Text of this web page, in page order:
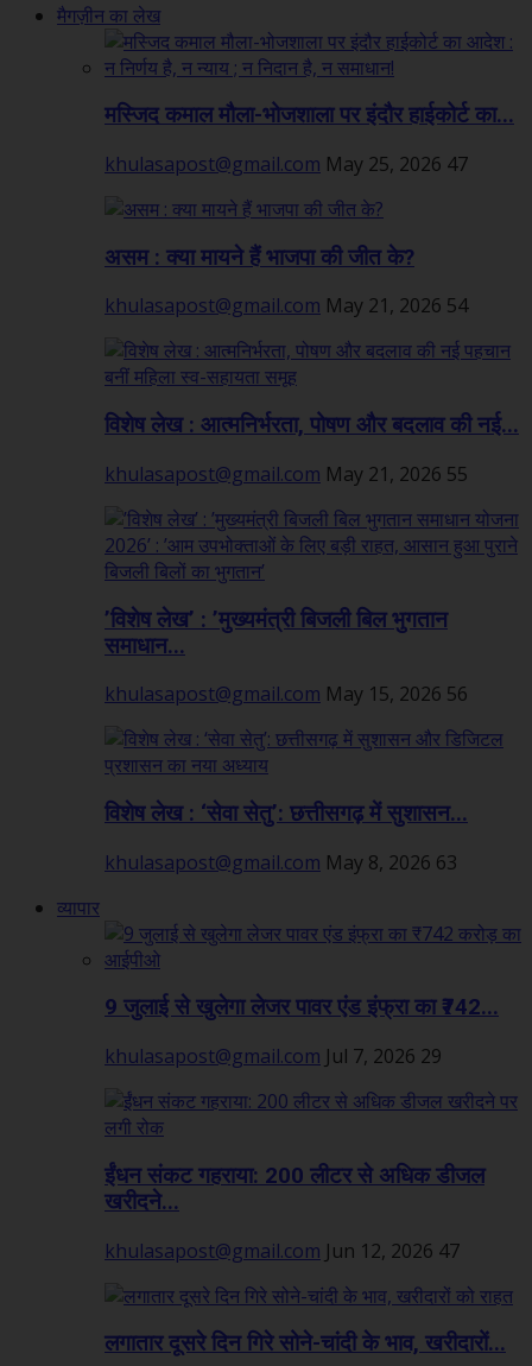
मैगज़ीन का लेख
मस्जिद कमाल मौला-भोजशाला पर इंदौर हाईकोर्ट का...
khulasapost@gmail.com May 25, 2026 47
असम : क्या मायने हैं भाजपा की जीत के?
khulasapost@gmail.com May 21, 2026 54
विशेष लेख : आत्मनिर्भरता, पोषण और बदलाव की नई...
khulasapost@gmail.com May 21, 2026 55
’विशेष लेख’ : ’मुख्यमंत्री बिजली बिल भुगतान
समाधान...
khulasapost@gmail.com May 15, 2026 56
विशेष लेख : ‘सेवा सेतु’: छत्तीसगढ़ में सुशासन...
khulasapost@gmail.com May 8, 2026 63
व्यापार
9 जुलाई से खुलेगा लेजर पावर एंड इंफ्रा का ₹742...
khulasapost@gmail.com Jul 7, 2026 29
ईंधन संकट गहराया: 200 लीटर से अधिक डीजल
खरीदने...
khulasapost@gmail.com Jun 12, 2026 47
लगातार दूसरे दिन गिरे सोने-चांदी के भाव, खरीदारों...